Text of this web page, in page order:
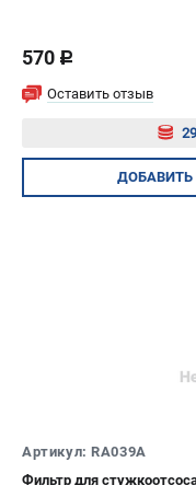
570 c
Оставить отзыв
ДОБАВИТЬ
Артикул: RA039A
Фильтр для